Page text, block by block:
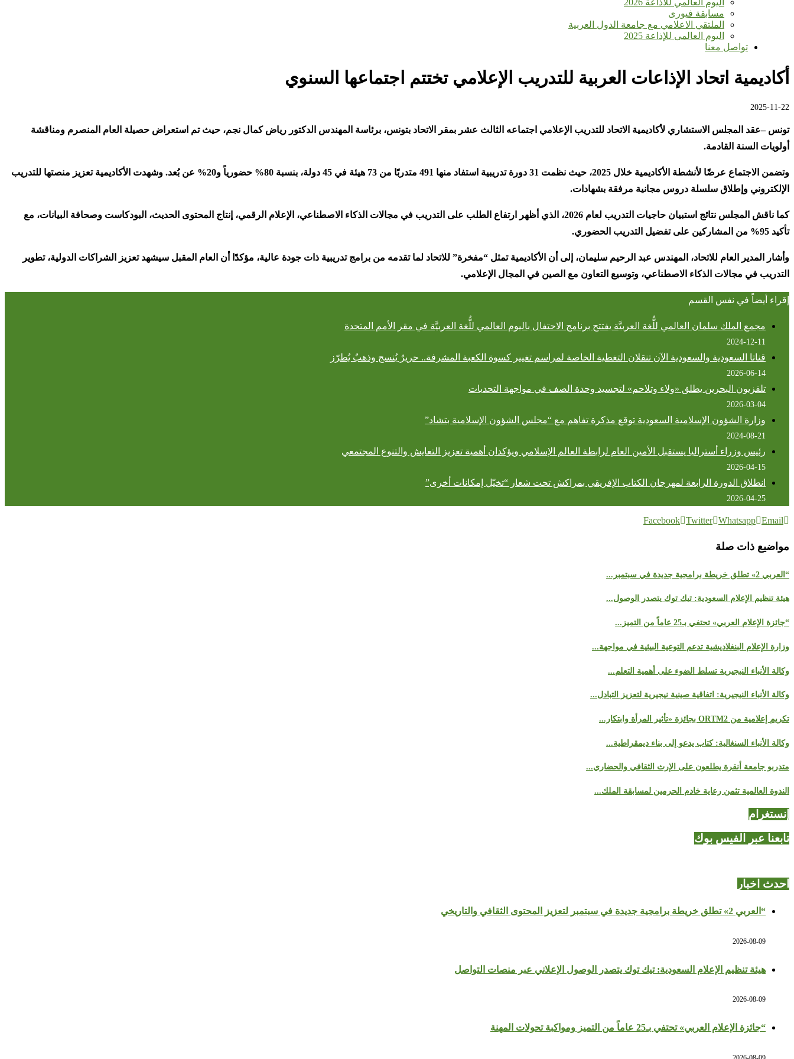
اليوم العالمي للأذاعة 2026
مسابقة فيورى
الملتقي الاعلامي مع جامعة الدول العربية
اليوم العالمى للإذاعة 2025
تواصل معنا
أكاديمية اتحاد الإذاعات العربية للتدريب الإعلامي تختتم اجتماعها السنوي
2025-11-22
تونس –عقد المجلس الاستشاري لأكاديمية الاتحاد للتدريب الإعلامي اجتماعه الثالث عشر بمقر الاتحاد بتونس، برئاسة المهندس الدكتور رياض كمال نجم، حيث تم استعراض حصيلة العام المنصرم ومناقشة
أولويات السنة القادمة.
وتضمن الاجتماع عرضًا لأنشطة الأكاديمية خلال 2025، حيث نظمت 31
دورة تدريبية استفاد منها 491 متدربًا من 73 هيئة في 45 دولة، بنسبة 80% حضورياً و20% عن بُعد. وشهدت الأكاديمية تعزيز منصتها للتدريب
الإلكتروني وإطلاق سلسلة دروس مجانية مرفقة بشهادات.
كما ناقش المجلس نتائج استبيان حاجيات التدريب لعام 2026، الذي أظهر ارتفاع الطلب على التدريب في مجالات الذكاء الاصطناعي، الإعلام الرقمي، إنتاج المحتوى الحديث، البودكاست وصحافة البيانات، مع
تأكيد 95% من المشاركين على تفضيل التدريب الحضوري
.
وأشار المدير العام للاتحاد، المهندس عبد الرحيم سليمان، إلى أن الأكاديمية تمثل “مفخرة” للاتحاد لما تقدمه من برامج تدريبية ذات جودة عالية، مؤكدًا أن العام المقبل سيشهد تعزيز الشراكات الدولية، تطوير
التدريب في مجالات الذكاء الاصطناعي، وتوسيع التعاون مع الصين في المجال الإعلامي.
إقراء أيضاً في نفس القسم
مجمع الملك سلمان العالمي للُّغة العربيَّة يفتتح برنامج الاحتفال باليوم العالمي للُّغة العربيَّة في مقر الأمم المتحدة
2024-12-11
قناتا السعودية والسعودية الآن تنقلان التغطية الخاصة لمراسم تغيير كسوة الكعبة المشرفة.. حريرٌ يُنسج وذهبٌ يُطرّز
2026-06-14
تلفزيون البحرين يطلق «ولاء وتلاحم» لتجسيد وحدة الصف في مواجهة التحديات
2026-03-04
وزارة الشؤون الإسلامية السعودية توقع مذكرة تفاهم مع “مجلس الشؤون الإسلامية بتشاد”
2024-08-21
رئيس وزراء أستراليا يستقبل الأمين العام لرابطة العالم الإسلامي ويؤكدان أهمية تعزيز التعايش والتنوع المجتمعي
2026-04-15
انطلاق الدورة الرابعة لمهرجان الكتاب الإفريقي بمراكش تحت شعار “تخيّل إمكانات أخرى”
2026-04-25
Facebook Twitter Whatsapp Email
مواضيع ذات صلة
“العربي 2» تطلق خريطة برامجية جديدة في سبتمبر...
هيئة تنظيم الإعلام السعودية: تيك توك يتصدر الوصول...
“جائزة الإعلام العربي» تحتفي بـ25 عاماً من التميز...
وزارة الإعلام البنغلاديشية تدعم التوعية البيئية في مواجهة...
وكالة الأنباء النيجيرية تسلط الضوء على أهمية التعلم...
وكالة الأنباء النيجيرية: اتفاقية صينية نيجيرية لتعزيز التبادل...
تكريم إعلامية من ORTM2 بجائزة «تأثير المرأة وابتكار...
وكالة الأنباء السنغالية: كتاب يدعو إلى بناء ديمقراطية...
متدربو جامعة أنقرة يطلعون على الإرث الثقافي والحضاري...
الندوة العالمية تثمن رعاية خادم الحرمين لمسابقة الملك...
إنستغرام
تابعنا عبر الفيس بوك
احدث اخبار
“العربي 2» تطلق خريطة برامجية جديدة في سبتمبر لتعزيز المحتوى الثقافي والتاريخي
2026-08-09
هيئة تنظيم الإعلام السعودية: تيك توك يتصدر الوصول الإعلاني عبر منصات التواصل
2026-08-09
“جائزة الإعلام العربي» تحتفي بـ25 عاماً من التميز ومواكبة تحولات المهنة